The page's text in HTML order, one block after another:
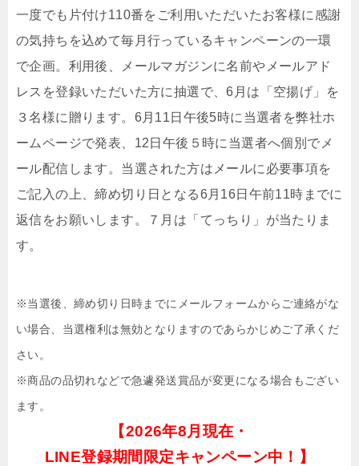
⼀度でも⽚付け110番をご利⽤いただいたお客様に感謝
の気持ちを込めて毎⽉⾏っているキャンペーンの⼀環
で企画。利⽤後、メールマガジンに名前やメールアド
レスを登録いただいた⽅に抽選で、6⽉は「空揚げ」を
３名様に贈ります。6月11⽇午後5時に当選者を弊社ホ
ームページで発表、12⽇午後５時に当選者へ個別でメ
ール配信します。当選された⽅はメールに必要事項を
ご記⼊の上、締め切り⽇となる6⽉16⽇午前11時までに
返信をお願いします。７⽉は「てっちり」が当たりま
す。
※当選後、締め切り⽇時までにメールフォームからご連絡がな
い場合、当選権利は無効となりますのであらかじめご了承くだ
さい。
※商品の品切れなどで急遽発送賞品が変更になる場合もござい
ます。
【2026年8月現在・
LINE登録期間限定キャンペーン中！】